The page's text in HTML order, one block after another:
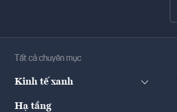
Tất cả chuyên mục
Kinh tế xanh
Hạ tầng